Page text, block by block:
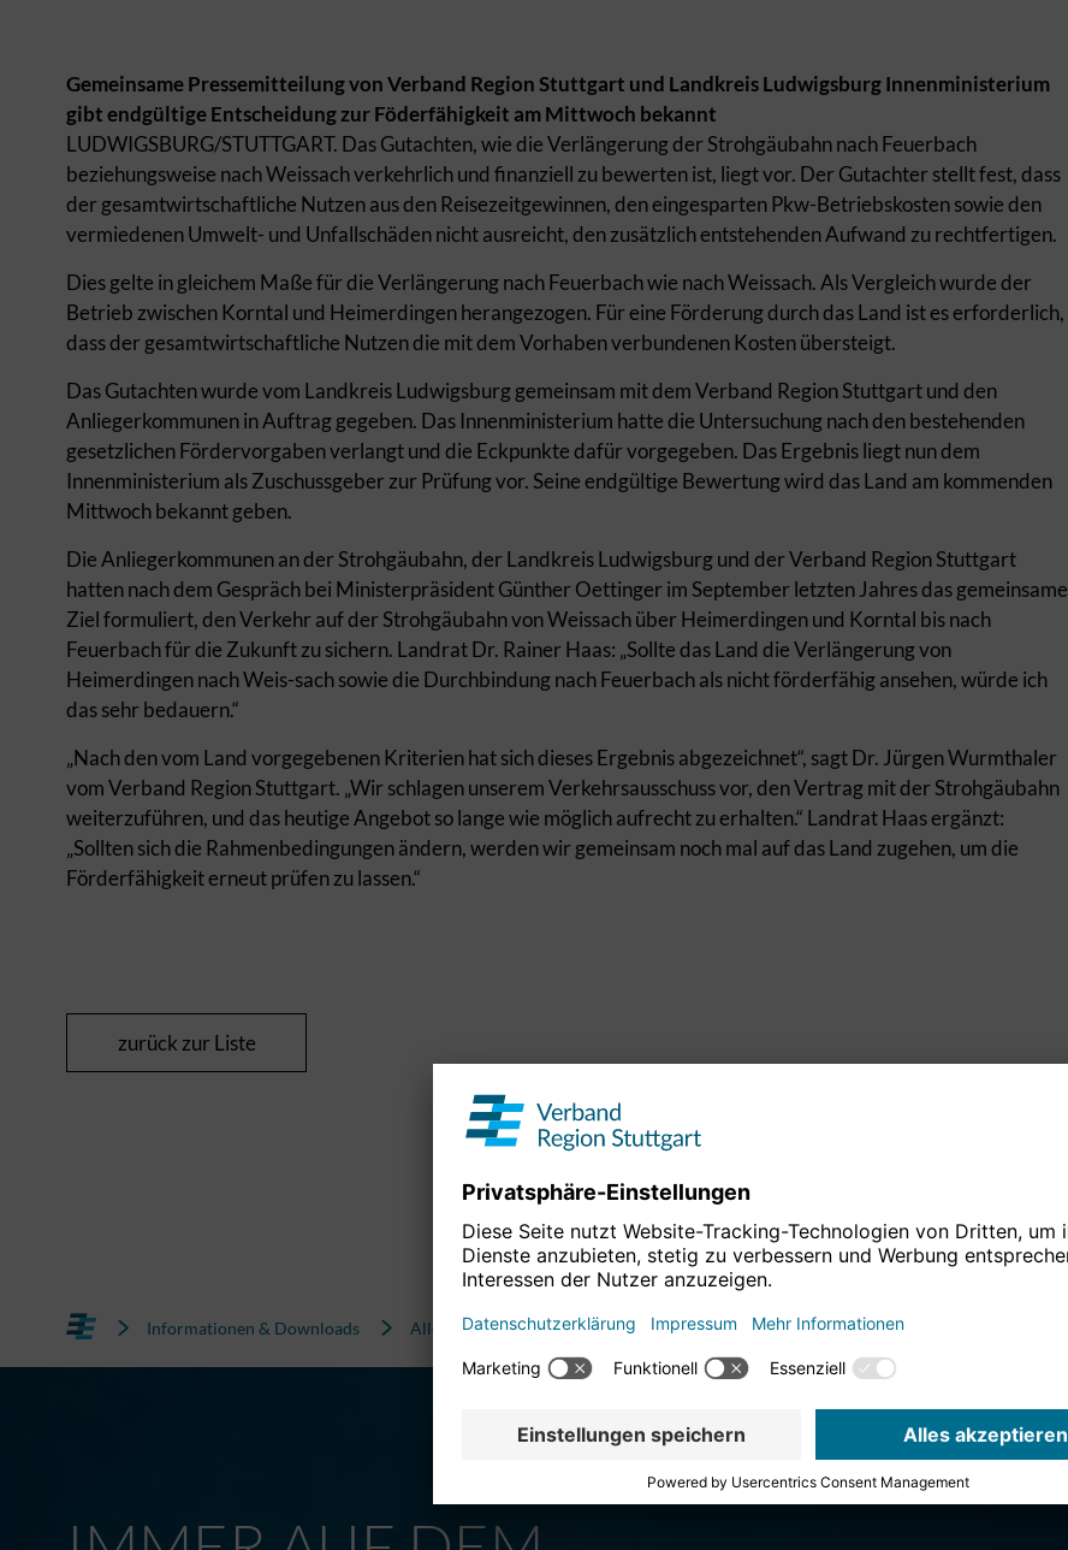
Gemeinsame Pressemitteilung von Verband Region Stuttgart und Landkreis Ludwigsburg Innenministerium
gibt endgültige Entscheidung zur Föderfähigkeit am Mittwoch bekannt
LUDWIGSBURG/STUTTGART. Das Gutachten, wie die Verlängerung der Strohgäubahn nach Feuerbach
beziehungsweise nach Weissach verkehrlich und finanziell zu bewerten ist, liegt vor. Der Gutachter stellt fest, dass
der gesamtwirtschaftliche Nutzen aus den Reisezeitgewinnen, den eingesparten Pkw-Betriebskosten sowie den
vermiedenen Umwelt- und Unfallschäden nicht ausreicht, den zusätzlich entstehenden Aufwand zu rechtfertigen.
Dies gelte in gleichem Maße für die Verlängerung nach Feuerbach wie nach Weissach. Als Vergleich wurde der
Betrieb zwischen Korntal und Heimerdingen herangezogen. Für eine Förderung durch das Land ist es erforderlich,
dass der gesamtwirtschaftliche Nutzen die mit dem Vorhaben verbundenen Kosten übersteigt.
Das Gutachten wurde vom Landkreis Ludwigsburg gemeinsam mit dem Verband Region Stuttgart und den
Anliegerkommunen in Auftrag gegeben. Das Innenministerium hatte die Untersuchung nach den bestehenden
gesetzlichen Fördervorgaben verlangt und die Eckpunkte dafür vorgegeben. Das Ergebnis liegt nun dem
Innenministerium als Zuschussgeber zur Prüfung vor. Seine endgültige Bewertung wird das Land am kommenden
Mittwoch bekannt geben.
Die Anliegerkommunen an der Strohgäubahn, der Landkreis Ludwigsburg und der Verband Region Stuttgart
hatten nach dem Gespräch bei Ministerpräsident Günther Oettinger im September letzten Jahres das gemeinsame
Ziel formuliert, den Verkehr auf der Strohgäubahn von Weissach über Heimerdingen und Korntal bis nach
Feuerbach für die Zukunft zu sichern. Landrat Dr. Rainer Haas: „Sollte das Land die Verlängerung von
Heimerdingen nach Weis-sach sowie die Durchbindung nach Feuerbach als nicht förderfähig ansehen, würde ich
das sehr bedauern.“
„Nach den vom Land vorgegebenen Kriterien hat sich dieses Ergebnis abgezeichnet“, sagt Dr. Jürgen Wurmthaler
vom Verband Region Stuttgart. „Wir schlagen unserem Verkehrsausschuss vor, den Vertrag mit der Strohgäubahn
weiterzuführen, und das heutige Angebot so lange wie möglich aufrecht zu erhalten.“ Landrat Haas ergänzt:
„Sollten sich die Rahmenbedingungen ändern, werden wir gemeinsam noch mal auf das Land zugehen, um die
Förderfähigkeit erneut prüfen zu lassen.“
zurück zur Liste
Informationen & Downloads Alle News